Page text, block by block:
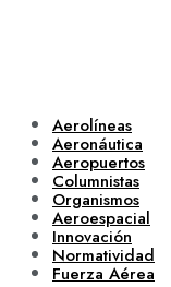
Aerolíneas
Aeronáutica
Aeropuertos
Columnistas
Organismos
Aeroespacial
Innovación
Normatividad
Fuerza Aérea